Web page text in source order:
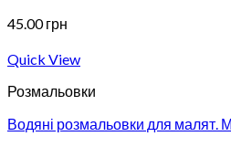
45.00грн
Quick View
Розмальовки
Водяні розмальовки для малят.